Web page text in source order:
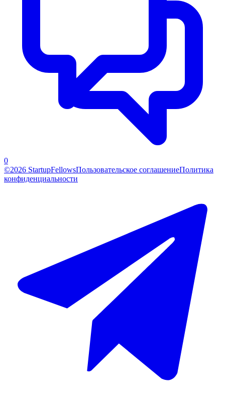
0
©2026 StartupFellowsПользовательское соглашениеПолитика
конфиденциальности